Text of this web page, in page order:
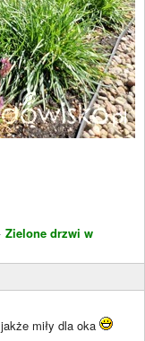
Zielone drzwi w
miły dla oka